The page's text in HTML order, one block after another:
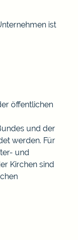
ist
öffentlichen
und der
werden. Für
und
Kirchen sind